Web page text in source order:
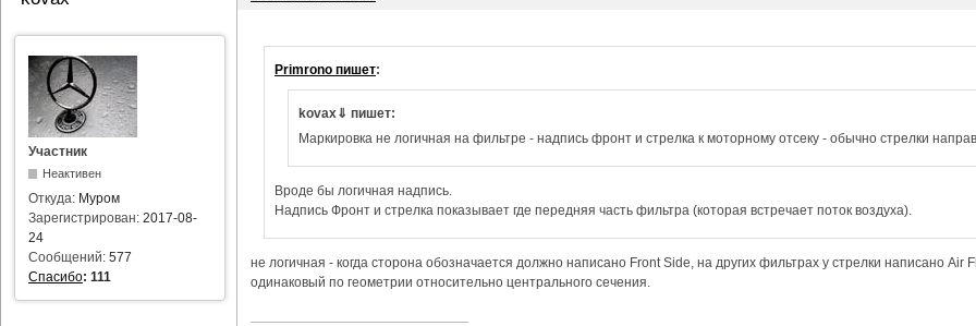
Участник
Неактивен
Откуда: Муром
Зарегистрирован: 2017-08-
24
Сообщений: 577
Спасибо: 111
Primrono пишет:
kovax⇓ пишет:
Маркировка не логичная на фильтре - надпись фронт и стрелка к моторному отсеку - обычно стрелки
Вроде бы логичная надпись.
Надпись Фронт и стрелка показывает где передняя часть фильтра (которая встречает поток воздуха).
не логичная - когда сторона обозначается должно написано Front Side, на других фильтрах у стрелки написано
одинаковый по геометрии относительно центрального сечения.